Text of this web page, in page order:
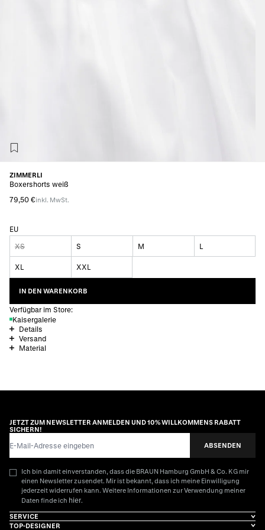
ZIMMERLI
Boxershorts weiß
79,50 €inkl. MwSt.
EU
XS S M L
XL XXL
IN DEN WARENKORB
Verfügbar im Store:
Kaisergalerie
Details
Versand
Material
JETZT ZUM NEWSLETTER ANMELDEN UND 10% WILLKOMMENS RABATT
SICHERN!
ABSENDEN
Ich bin damit einverstanden, dass die BRAUN Hamburg GmbH & Co. KG mir
einen Newsletter zusendet. Mir ist bekannt, dass ich meine Einwilligung
jederzeit widerrufen kann. Weitere Informationen zur Verwendung meiner
Daten finde ich hier.
SERVICE
TOP-DESIGNER